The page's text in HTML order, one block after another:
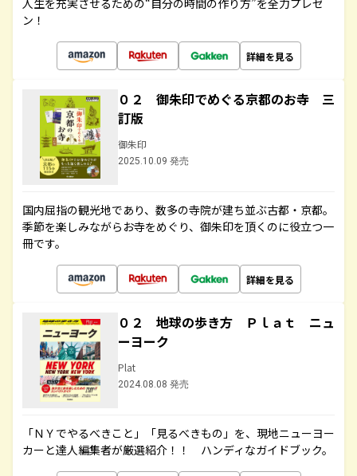
人生を充実させるための“自分の時間の作り方”を全力プレゼ
ン！
詳細を見る
０２ 御朱印でめぐる京都のお寺 三
訂版
御朱印
2025.10.09 発売
国内屈指の観光地であり、数多の寺院が建ち並ぶ古都・京都。
季節を楽しみながらお寺をめぐり、御朱印を頂くのに役立つ一
冊です。
詳細を見る
０２ 地球の歩き方 Ｐｌａｔ ニュ
ーヨーク
Plat
2024.08.08 発売
「ＮＹでやるべきこと」「見るべきもの」を、現地ニューヨー
カーと達人編集者が厳選紹介！！ ハンディなガイドブック。